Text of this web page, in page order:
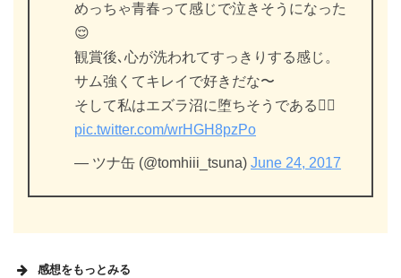
めっちゃ青春って感じで泣きそうになった
😌
観賞後､心が洗われてすっきりする感じ。
サム強くてキレイで好きだな〜
そして私はエズラ沼に堕ちそうである✌🏻️
pic.twitter.com/wrHGH8pzPo
— ツナ缶 (@tomhiii_tsuna) June 24, 2017
感想をもっとみる